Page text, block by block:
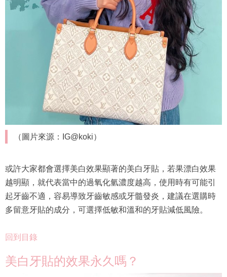
（圖片來源：IG@koki）
或許大家都會選擇美白效果顯著的美白牙貼，若果漂白效果
越明顯，就代表當中的過氧化氫濃度越高，使用時有可能引
起牙齒不適，容易導致牙齒敏感或牙髓發炎，建議在選購時
多留意牙貼的成分，可選擇低敏和溫和的牙貼減低風險。
回到目錄
美白牙貼的效果永久嗎？